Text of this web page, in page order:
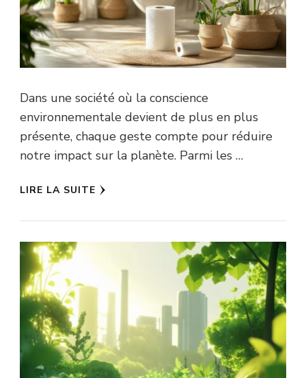
Dans une société où la conscience
environnementale devient de plus en plus
présente, chaque geste compte pour réduire
notre impact sur la planète. Parmi les …
LIRE LA SUITE